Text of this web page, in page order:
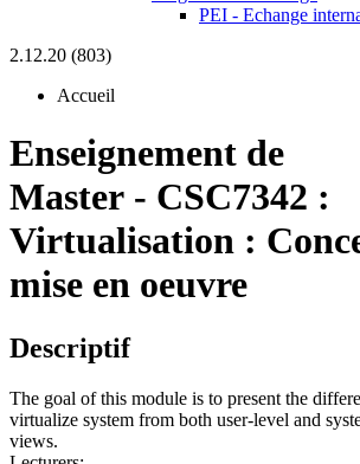
PEI - Echange
2.12.20 (803)
Accueil
Enseignement de
Master - CSC7342 :
Virtualisation :
mise en oeuvre
Descriptif
The goal of this module is to present the
virtualize system from both user-level and
views.